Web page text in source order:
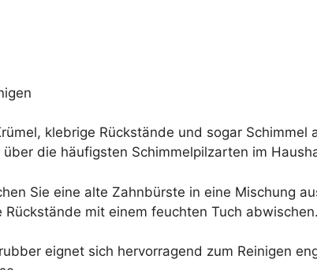
klebrige Rückstände und sogar Schimmel
die häufigsten Schimmelpilzarten im
Sie eine alte Zahnbürste in eine Mischung
mit einem feuchten Tuch
eignet sich hervorragend zum Reinigen